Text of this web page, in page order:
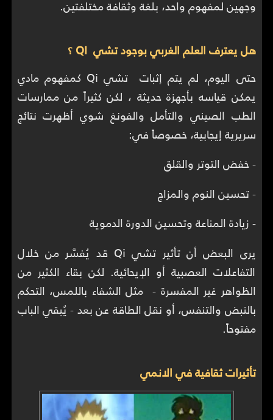
وجهين لمفهوم واحد، بلغة وثقافة مختلفتين.
هل يعترف العلم الغربي بوجود تشي QI ؟
حتى اليوم، لم يتم إثبات تشي Qi كمفهوم مادي
يمكن قياسه بأجهزة حديثة ، لكن كثيراً من ممارسات
الطب الصيني والتأمل والفونغ شوي أظهرت نتائج
سريرية إيجابية، خصوصاً في:
- خفض التوتر والقلق
- تحسين النوم والمزاج
- زيادة المناعة وتحسين الدورة الدموية
يرى البعض أن تأثير تشي Qi قد يُفسَّر من خلال
التفاعلات العصبية أو الإيحائية. لكن بقاء الكثير من
الظواهر غير المفسرة - مثل الشفاء باللمس، التحكم
بالنبض والتنفس، أو نقل الطاقة عن بعد - يُبقي الباب
مفتوحاً.
تأثيرات ثقافية في الانمي